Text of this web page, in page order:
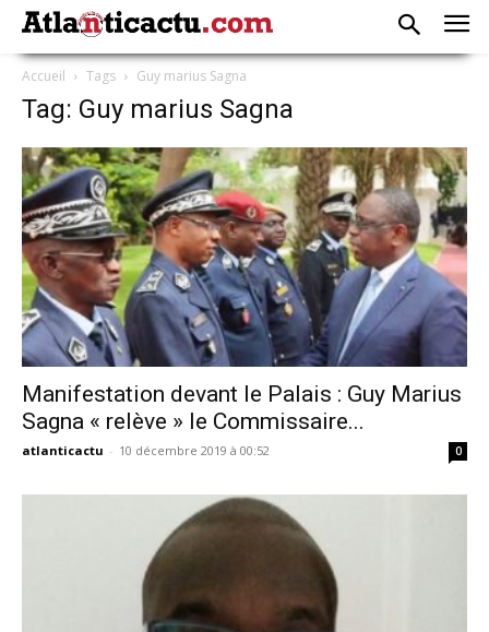
Accueil Tags Guy marius Sagna
Tag: Guy marius Sagna
Manifestation devant le Palais : Guy Marius
Sagna « relève » le Commissaire...
atlanticactu - 10 décembre 2019 à 00:52 0